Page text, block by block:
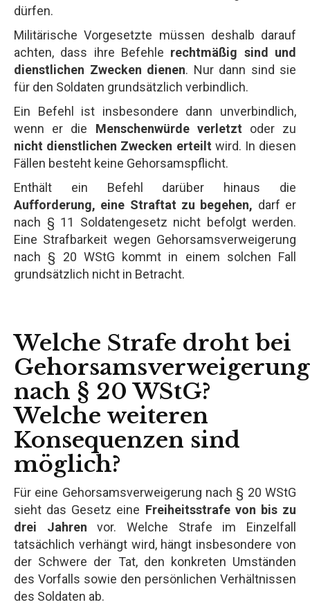
dürfen.
Militärische Vorgesetzte müssen deshalb darauf
achten, dass ihre Befehle rechtmäßig sind und
dienstlichen Zwecken dienen. Nur dann sind sie
für den Soldaten grundsätzlich verbindlich.
Ein Befehl ist insbesondere dann unverbindlich,
wenn er die Menschenwürde verletzt oder zu
nicht dienstlichen Zwecken erteilt wird. In diesen
Fällen besteht keine Gehorsamspflicht.
Enthält ein Befehl darüber hinaus die
Aufforderung, eine Straftat zu begehen, darf er
nach § 11 Soldatengesetz nicht befolgt werden.
Eine Strafbarkeit wegen Gehorsamsverweigerung
nach § 20 WStG kommt in einem solchen Fall
grundsätzlich nicht in Betracht.
Welche Strafe droht bei
Gehorsamsverweigerung
nach § 20 WStG?
Welche weiteren
Konsequenzen sind
möglich?
Für eine Gehorsamsverweigerung nach § 20 WStG
sieht das Gesetz eine Freiheitsstrafe von bis zu
drei Jahren vor. Welche Strafe im Einzelfall
tatsächlich verhängt wird, hängt insbesondere von
der Schwere der Tat, den konkreten Umständen
des Vorfalls sowie den persönlichen Verhältnissen
des Soldaten ab.